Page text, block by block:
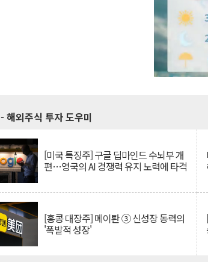
- 해외주식 투자 도우미
[미국 특징주] 구글 딥마인드 수뇌부 개
편…영국의 AI 경쟁력 유지 노력에 타격
[홍콩 대장주] 메이퇀 ③ 신성장 동력의
'폭발적 성장'